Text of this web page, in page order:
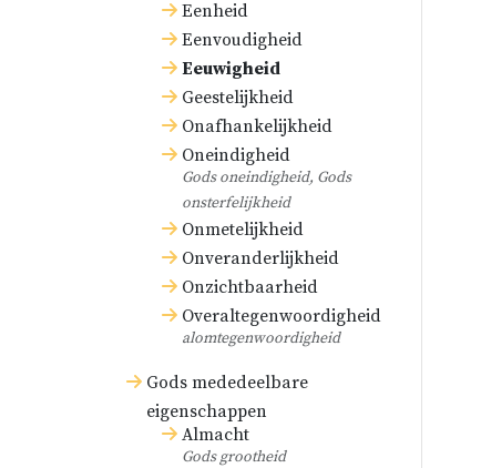
Eenheid
Eenvoudigheid
Eeuwigheid
Geestelijkheid
Onafhankelijkheid
Oneindigheid
Gods oneindigheid, Gods
onsterfelijkheid
Onmetelijkheid
Onveranderlijkheid
Onzichtbaarheid
Overaltegenwoordigheid
alomtegenwoordigheid
Gods mededeelbare
eigenschappen
Almacht
Gods grootheid